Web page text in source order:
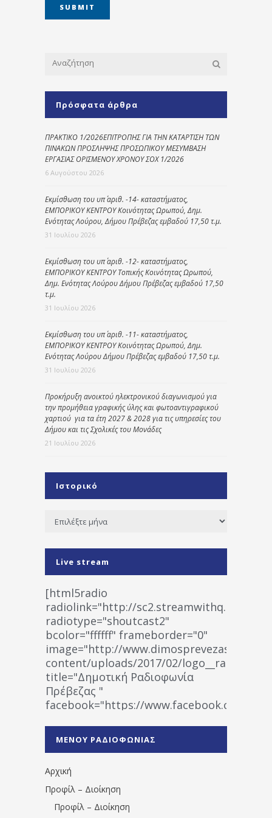
Πρόσφατα άρθρα
ΠΡΑΚΤΙΚΟ 1/2026ΕΠΙΤΡΟΠΗΣ ΓΙΑ ΤΗΝ ΚΑΤΑΡΤΙΣΗ ΤΩΝ
ΠΙΝΑΚΩΝ ΠΡΟΣΛΗΨΗΣ ΠΡΟΣΩΠΙΚΟΥ ΜΕΣΥΜΒΑΣΗ
ΕΡΓΑΣΙΑΣ ΟΡΙΣΜΕΝΟΥ ΧΡΟΝΟΥ ΣΟΧ 1/2026
6 Αυγούστου 2026
Εκμίσθωση του υπ΄ αριθ. -14- καταστήματος,
ΕΜΠΟΡΙΚΟΥ ΚΕΝΤΡΟΥ Κοινότητας Ωρωπού, Δημ.
Ενότητας Λούρου, Δήμου Πρέβεζας εμβαδού 17,50 τ.μ.
31 Ιουλίου 2026
Εκμίσθωση του υπ΄ αριθ. -12- καταστήματος,
ΕΜΠΟΡΙΚΟΥ ΚΕΝΤΡΟΥ Τοπικής Κοινότητας Ωρωπού,
Δημ. Ενότητας Λούρου Δήμου Πρέβεζας εμβαδού 17,50
τ.μ.
31 Ιουλίου 2026
Εκμίσθωση του υπ΄ αριθ. -11- καταστήματος,
ΕΜΠΟΡΙΚΟΥ ΚΕΝΤΡΟΥ Κοινότητας Ωρωπού, Δημ.
Ενότητας Λούρου Δήμου Πρέβεζας εμβαδού 17,50 τ.μ.
31 Ιουλίου 2026
Προκήρυξη ανοικτού ηλεκτρονικού διαγωνισμού για
την προμήθεια γραφικής ύλης και φωτοαντιγραφικού
χαρτιού για τα έτη 2027 & 2028 για τις υπηρεσίες του
Δήμου και τις Σχολικές του Μονάδες
21 Ιουλίου 2026
Ιστορικό
Ιστορικό
Live stream
[html5radio
radiolink="http://
radiotype="shoutcast2"
bcolor="ffffff" frameborder="0"
image="http://www.dimosprevezas.gr/wp-
content/uploads/2017/02/
title="Δημοτική Ραδιοφωνία
Πρέβεζας "
facebook="https://www.facebook.com/
1531194763766854/" artist="" ]
ΜΕΝΟΥ ΡΑΔΙΟΦΩΝΙΑΣ
Αρχική
Προφίλ – Διοίκηση
Προφίλ – Διοίκηση